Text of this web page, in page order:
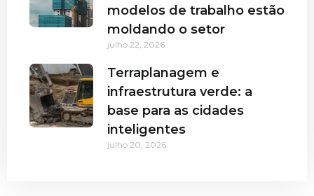
modelos de trabalho estão
moldando o setor
julho 22, 2026
Terraplanagem e
infraestrutura verde: a
base para as cidades
inteligentes
julho 20, 2026